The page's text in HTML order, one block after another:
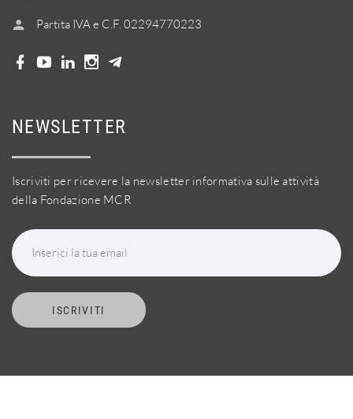
Partita IVA e C.F. 02294770223
NEWSLETTER
Iscriviti per ricevere la newsletter informativa sulle attività
della Fondazione MCR
Inserici la tua email
ISCRIVITI